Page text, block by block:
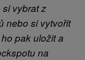
vybrat z
nebo si vytvořit
pak uložit a
na